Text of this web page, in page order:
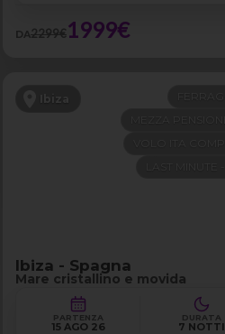
DA2299€1999€
Ibiza
Ibiza - Spagna
Mare cristallino e movida
PARTENZA
15 AGO 26
DURATA
7 NOTTI